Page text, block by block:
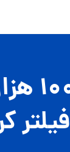
گوگل
فیلتر